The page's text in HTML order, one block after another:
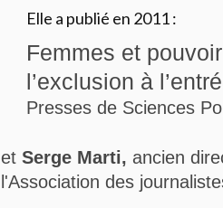
Elle a publié en 2011 :
Femmes et
l’exclusion à
Presses de Sciences
et Serge Marti, ancien
l'Association des